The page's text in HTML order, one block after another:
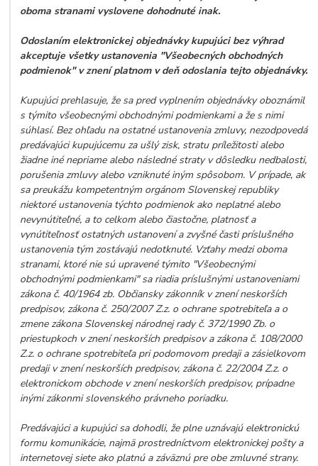
oboma stranami vyslovene dohodnuté inak.
Odoslaním elektronickej objednávky kupujúci bez výhrad
akceptuje všetky ustanovenia "Všeobecných obchodných
podmienok" v znení platnom v deň odoslania tejto objednávky.
Kupujúci prehlasuje, že sa pred vyplnením objednávky oboznámil
s týmito všeobecnými obchodnými podmienkami a že s nimi
súhlasí. Bez ohľadu na ostatné ustanovenia zmluvy, nezodpovedá
predávajúci kupujúcemu za ušlý zisk, stratu príležitosti alebo
žiadne iné nepriame alebo následné straty v dôsledku nedbalosti,
porušenia zmluvy alebo vzniknuté iným spôsobom. V prípade, ak
sa preukážu kompetentným orgánom Slovenskej republiky
niektoré ustanovenia týchto podmienok ako neplatné alebo
nevynútiteľné, a to celkom alebo čiastočne, platnosť a
vynútiteľnosť ostatných ustanovení a zvyšné časti príslušného
ustanovenia tým zostávajú nedotknuté. Vzťahy medzi oboma
stranami, ktoré nie sú upravené týmito "Všeobecnými
obchodnými podmienkami" sa riadia príslušnými ustanoveniami
zákona č. 40/1964 zb. Občiansky zákonník v znení neskorších
predpisov, zákona č. 250/2007 Z.z. o ochrane spotrebiteľa a o
zmene zákona Slovenskej národnej rady č. 372/1990 Zb. o
priestupkoch v znení neskorších predpisov a zákona č. 108/2000
Z.z. o ochrane spotrebiteľa pri podomovom predaji a zásielkovom
predaji v znení neskorších predpisov, zákona č. 22/2004 Z.z. o
elektronickom obchode v znení neskorších predpisov, prípadne
inými zákonmi slovenského právneho poriadku.
Predávajúci a kupujúci sa dohodli, že plne uznávajú elektronickú
formu komunikácie, najmä prostredníctvom elektronickej pošty a
internetovej siete ako platnú a záväznú pre obe zmluvné strany.